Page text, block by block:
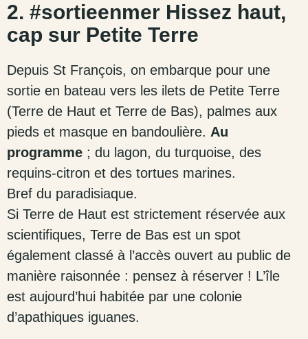
2. #sortieenmer Hissez haut,
cap sur Petite Terre
Depuis St François, on embarque pour une
sortie en bateau vers les ilets de Petite Terre
(Terre de Haut et Terre de Bas), palmes aux
pieds et masque en bandoulière. Au
programme ; du lagon, du turquoise, des
requins-citron et des tortues marines.
Bref du paradisiaque.
Si Terre de Haut est strictement réservée aux
scientifiques, Terre de Bas est un spot
également classé à l’accès ouvert au public de
manière raisonnée : pensez à réserver ! L’île
est aujourd’hui habitée par une colonie
d’apathiques iguanes.